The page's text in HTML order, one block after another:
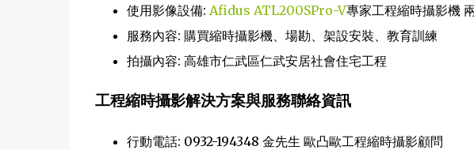
使用影像設備: Afidus ATL200SPro-V專家工程縮時攝影機
服務內容: 購買縮時攝影機、場勘、架設安裝、教育訓練
拍攝內容: 高雄市仁武區仁武安居社會住宅工程
工程縮時攝影解決方案與服務聯絡資訊
行動電話: 0932-194348 金先生 歐凸歐工程縮時攝影顧問